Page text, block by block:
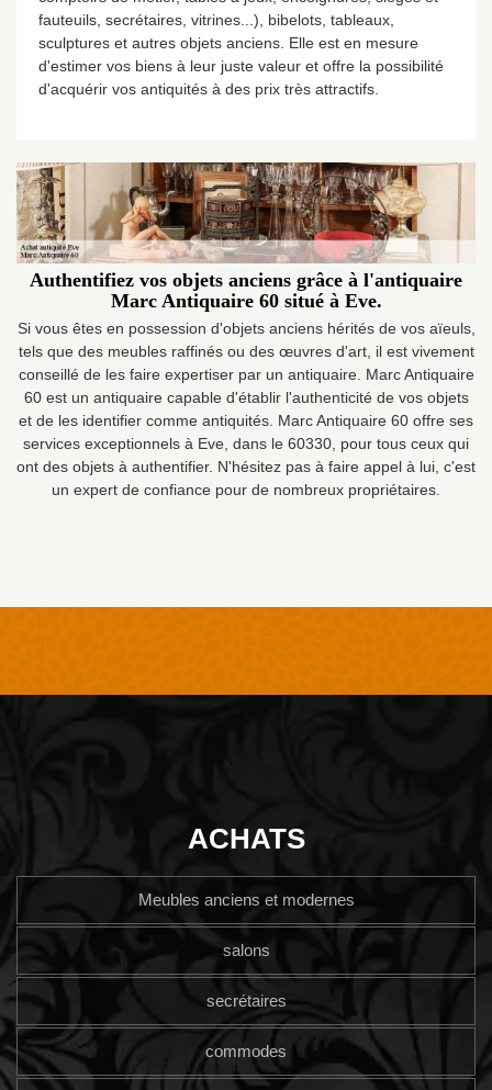
fauteuils, secrétaires, vitrines...), bibelots, tableaux,
sculptures et autres objets anciens. Elle est en mesure
d'estimer vos biens à leur juste valeur et offre la possibilité
d'acquérir vos antiquités à des prix très attractifs.
Authentifiez vos objets anciens grâce à l'antiquaire
Marc Antiquaire 60 situé à Eve.
Si vous êtes en possession d'objets anciens hérités de vos aïeuls,
tels que des meubles raffinés ou des œuvres d'art, il est vivement
conseillé de les faire expertiser par un antiquaire. Marc Antiquaire
60 est un antiquaire capable d'établir l'authenticité de vos objets
et de les identifier comme antiquités. Marc Antiquaire 60 offre ses
services exceptionnels à Eve, dans le 60330, pour tous ceux qui
ont des objets à authentifier. N'hésitez pas à faire appel à lui, c'est
un expert de confiance pour de nombreux propriétaires.
ACHATS
Meubles anciens et modernes
salons
secrétaires
commodes